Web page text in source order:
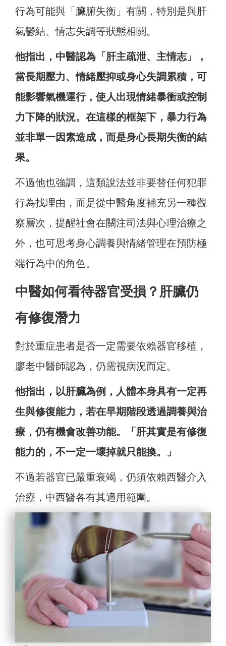
行為可能與「臟腑失衡」有關，特別是與肝
氣鬱結、情志失調等狀態相關。
他指出，中醫認為「肝主疏泄、主情志」，
當長期壓力、情緒壓抑或身心失調累積，可
能影響氣機運行，使人出現情緒暴衝或控制
力下降的狀況。在這樣的框架下，暴力行為
並非單一因素造成，而是身心長期失衡的結
果。
不過他也強調，這類說法並非要替任何犯罪
行為找理由，而是從中醫角度補充另一種觀
察層次，提醒社會在關注司法與心理治療之
外，也可思考身心調養與情緒管理在預防極
端行為中的角色。
中醫如何看待器官受損？肝臟仍
有修復潛力
對於重症患者是否一定需要依賴器官移植，
廖老中醫師認為，仍需視病況而定。
他指出，以肝臟為例，人體本身具有一定再
生與修復能力，若在早期階段透過調養與治
療，仍有機會改善功能。「肝其實是有修復
能力的，不一定一壞掉就只能換。」
不過若器官已嚴重衰竭，仍須依賴西醫介入
治療，中西醫各有其適用範圍。